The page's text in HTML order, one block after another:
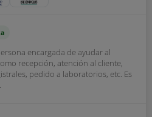
encargada de ayudar al
recepción, atención al cliente,
pedido a laboratorios, etc. Es